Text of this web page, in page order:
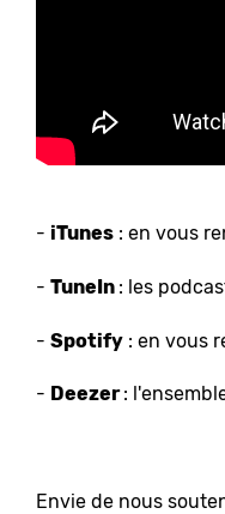
- iTunes: en vous
- TuneIn : les
- Spotify: en vous
- Deezer:
Envie de nous